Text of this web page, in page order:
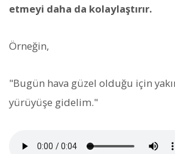
etmeyi daha da kolaylaştırır.
Örneğin,
"Bugün hava güzel olduğu için
yürüyüşe gidelim."